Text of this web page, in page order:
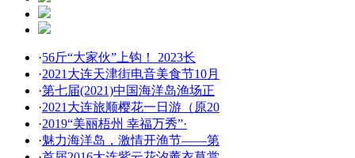
·56斤“大家伙”上钩！ 2023长
·2021大连天津街电音美食节10月
·第七届(2021)中国海洋岛渔场正
·2021大连旅顺樱花一日游（原20
·2019“美丽梧州 幸福万秀”·
·魅力海洋岛，激情开渔节——第